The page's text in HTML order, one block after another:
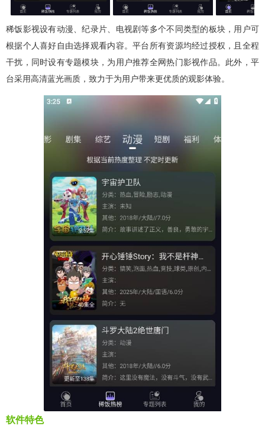
稀饭影视设有动漫、纪录片、电视剧等多个不同类型的板块，用户可
根据个人喜好自由选择观看内容。平台所有资源均经过授权，且全程
干扰，同时设有专题模块，为用户推荐全网热门影视作品。此外，平
台采用高清蓝光画质，致力于为用户带来更优质的观影体验。
软件特色